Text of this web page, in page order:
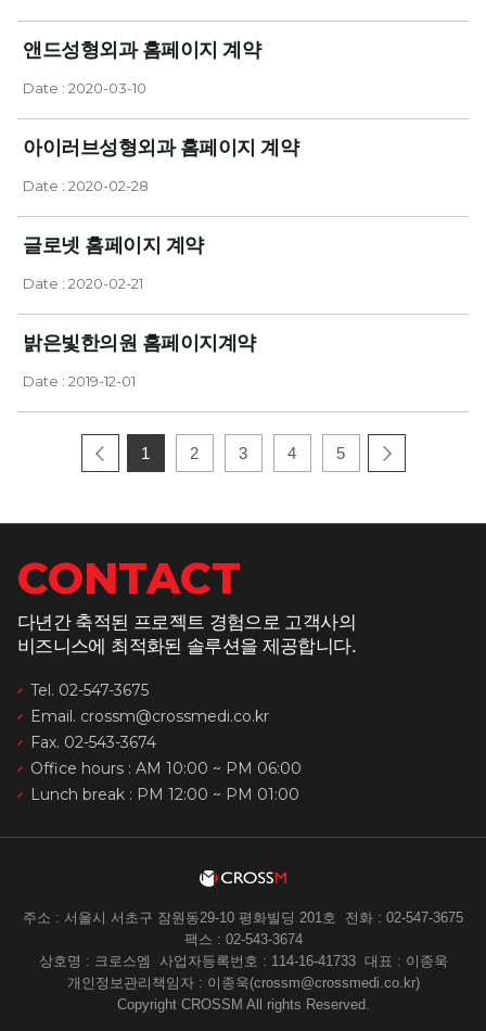
앤드성형외과 홈페이지 계약
Date : 2020-03-10
아이러브성형외과 홈페이지 계약
Date : 2020-02-28
글로넷 홈페이지 계약
Date : 2020-02-21
밝은빛한의원 홈페이지계약
Date : 2019-12-01
1 2 3 4 5
CONTACT
다년간 축적된 프로젝트 경험으로 고객사의
비즈니스에 최적화된 솔루션을 제공합니다.
Tel. 02-547-3675
Email. crossm@crossmedi.co.kr
Fax. 02-543-3674
Office hours : AM 10:00 ~ PM 06:00
Lunch break : PM 12:00 ~ PM 01:00
주소 : 서울시 서초구 잠원동29-10 평화빌딩 201호
전화 : 02-547-3675
팩스 : 02-543-3674
상호명 : 크로스엠
사업자등록번호 : 114-16-41733 대표 : 이종욱
개인정보관리책임자 : 이종욱(crossm@crossmedi.co.kr)
Copyright CROSSM All rights Reserved.